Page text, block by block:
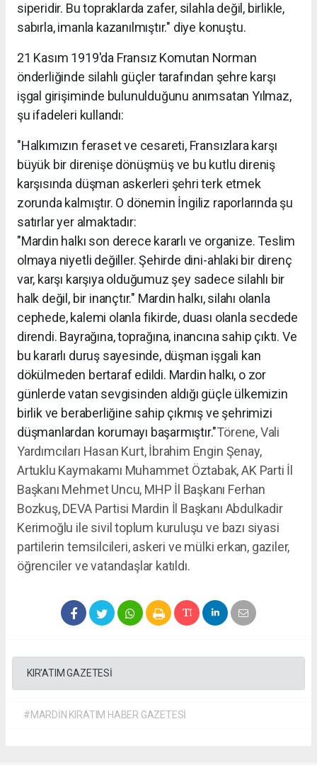
siperidir. Bu topraklarda zafer, silahla değil, birlikle,
sabırla, imanla kazanılmıştır." diye konuştu.
21 Kasım 1919'da Fransız Komutan Norman
önderliğinde silahlı güçler tarafından şehre karşı
işgal girişiminde bulunulduğunu anımsatan Yılmaz,
şu ifadeleri kullandı:
"Halkımızın feraset ve cesareti, Fransızlara karşı
büyük bir direnişe dönüşmüş ve bu kutlu direniş
karşısında düşman askerleri şehri terk etmek
zorunda kalmıştır. O dönemin İngiliz raporlarında şu
satırlar yer almaktadır:
"Mardin halkı son derece kararlı ve organize. Teslim
olmaya niyetli değiller. Şehirde dini-ahlaki bir direnç
var, karşı karşıya olduğumuz şey sadece silahlı bir
halk değil, bir inançtır." Mardin halkı, silahı olanla
cephede, kalemi olanla fikirde, duası olanla secdede
direndi. Bayrağına, toprağına, inancına sahip çıktı. Ve
bu kararlı duruş sayesinde, düşman işgali kan
dökülmeden bertaraf edildi. Mardin halkı, o zor
günlerde vatan sevgisinden aldığı güçle ülkemizin
birlik ve beraberliğine sahip çıkmış ve şehrimizi
düşmanlardan korumayı başarmıştır."Törene, Vali
Yardımcıları Hasan Kurt, İbrahim Engin Şenay,
Artuklu Kaymakamı Muhammet Öztabak, AK Parti İl
Başkanı Mehmet Uncu, MHP İl Başkanı Ferhan
Bozkuş, DEVA Partisi Mardin İl Başkanı Abdulkadir
Kerimoğlu ile sivil toplum kuruluşu ve bazı siyasi
partilerin temsilcileri, askeri ve mülki erkan, gaziler,
öğrenciler ve vatandaşlar katıldı.
KIR'ATIM GAZETESİ
#MARDİN KIRATIM HABER GAZETESİ